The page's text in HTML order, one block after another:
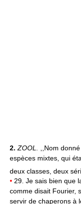
2. ZOOL.
,,Nom
espèces mixtes, qui
deux classes, deux
• 29. Je sais bien que
comme disait Fourier,
servir de chaperons à